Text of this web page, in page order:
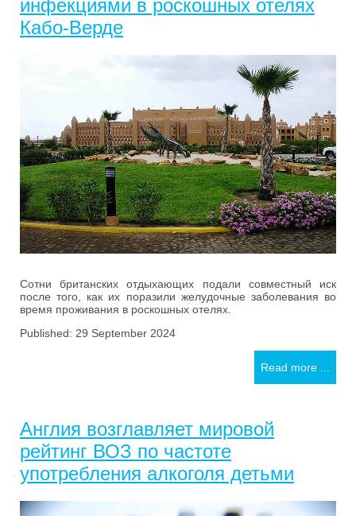
инфекциями в роскошных отелях
Кабо-Верде
Сотни британских отдыхающих подали совместный иск
после того, как их поразили желудочные заболевания во
время проживания в роскошных отелях.
Published: 29 September 2024
Read more ...
Англия возглавляет мировой
рейтинг ВОЗ по частоте
употребления алкоголя детьми